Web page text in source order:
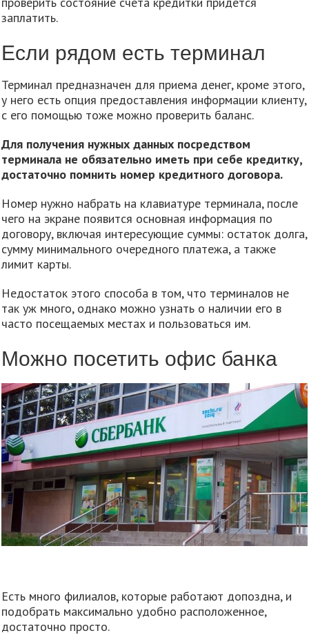
заплатить.
Если рядом есть терминал
Терминал предназначен для приема денег, кроме этого,
у него есть опция предоставления информации клиенту,
с его помощью тоже можно проверить баланс.
Для получения нужных данных посредством
терминала не обязательно иметь при себе кредитку,
достаточно помнить номер кредитного договора.
Номер нужно набрать на клавиатуре терминала, после
чего на экране появится основная информация по
договору, включая интересующие суммы: остаток долга,
сумму минимального очередного платежа, а также
лимит карты.
Недостаток этого способа в том, что терминалов не
так уж много, однако можно узнать о наличии его в
часто посещаемых местах и пользоваться им.
Можно посетить офис банка
Есть много филиалов, которые работают допоздна, и
подобрать максимально удобно расположенное,
достаточно просто.